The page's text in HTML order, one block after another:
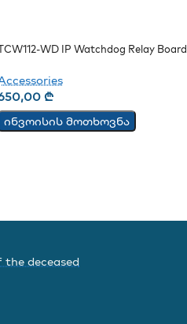
WD IP Watchdog Relay Board
₾
ინვოისის მოთხოვნა
the deceased